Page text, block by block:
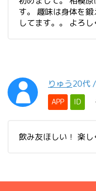
す。 趣味は身体を
してます。。 よろし
りゅう20代 /
APP ID
飲み友ほしい！ 楽し